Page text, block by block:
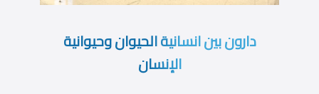
دارون بين انسانية الحيوان وحيوانية
الإنسان